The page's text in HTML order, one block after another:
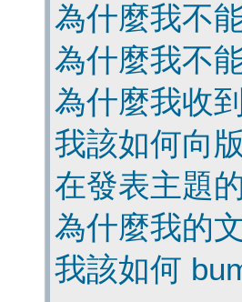
為什麼我不
為什麼我不
為什麼我收
我該如何向
在發表主題
為什麼我的
我該如何